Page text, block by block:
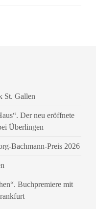
St. Gallen
Der neu eröffnete
Überlingen
Bachmann-Preis 2026
Buchpremiere mit